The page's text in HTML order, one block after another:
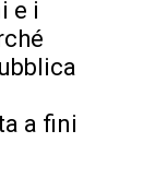
e i
a fini